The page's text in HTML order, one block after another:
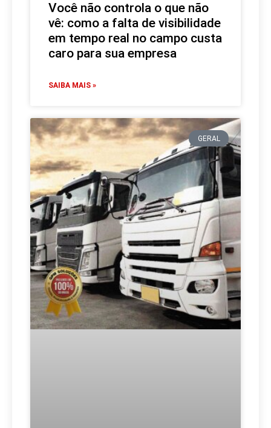
Você não controla o que não
vê: como a falta de visibilidade
em tempo real no campo custa
caro para sua empresa
SAIBA MAIS »
GERAL